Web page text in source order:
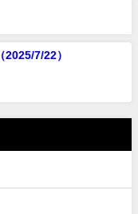
2025/7/22）